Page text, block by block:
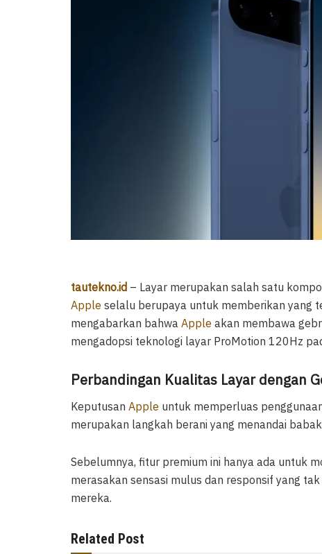
tautekno.id – Layar merupakan salah satu
Apple selalu berupaya untuk memberikan yang
mengabarkan bahwa Apple akan membawa
mengadopsi teknologi layar ProMotion 120Hz
Perbandingan Kualitas Layar dengan
Keputusan Apple untuk memperluas
merupakan langkah berani yang menandai
Sebelumnya, fitur premium ini hanya ada untuk
merasakan sensasi mulus dan responsif yang
mereka.
Related Post